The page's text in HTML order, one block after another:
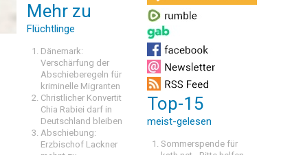
Mehr zu
Flüchtlinge
Dänemark:
Verschärfung der
Abschieberegeln für
kriminelle Migranten
Christlicher Konvertit
Chia Rabiei darf in
Deutschland bleiben
Abschiebung:
Erzbischof Lackner
Top-15
meist-gelesen
Sommerspende für